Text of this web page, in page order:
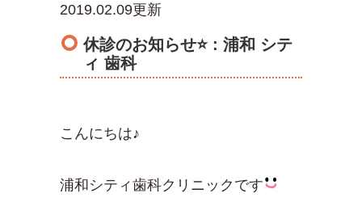
2019.02.09更新
休診のお知らせ⭐ : 浦和 シテ
ィ 歯科
こんにちは♪
浦和シティ歯科クリニックです